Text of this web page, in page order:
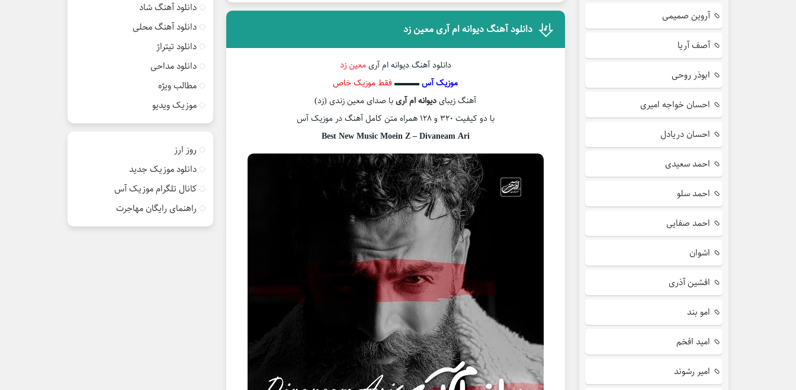
دانلود آهنگ دیوانه ام آری معین زد
دانلود آهنگ دیوانه ام آریمعین زد
موزیک آس▬▬▬ فقط موزیک خاص
آهنگ زیبایدیوانه ام آریبا صدای معین زندی (زد)
با دو کیفیت ۳۲۰ و ۱۲۸ همراه متن کامل آهنگ در موزیک آس
Best New Music Moein Z – Divaneam Ari
آروین صمیمی
آصف آریا
ابوذر روحی
احسان خواجه امیری
احسان دریادل
احمد سعیدی
احمد سلو
احمد صفایی
اشوان
افشین آذری
امو بند
امید افخم
امیر رشوند
دانلود آهنگ شاد
دانلود آهنگ محلی
دانلود تیتراژ
دانلود مداحی
مطالب ویژه
موزیک ویدیو
روز ارز
دانلود موزیک جدید
کانال تلگرام موزیک آس
راهنمای رایگان مهاجرت